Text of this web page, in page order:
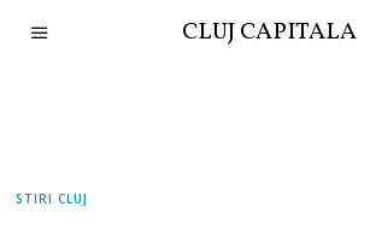
CLUJ CAPITALA
STIRI CLUJ